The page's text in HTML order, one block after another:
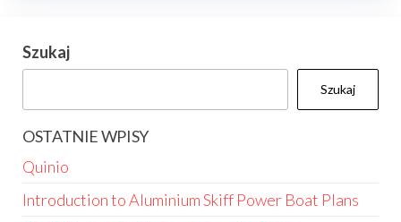
Szukaj
Szukaj
OSTATNIE WPISY
Quinio
Introduction to Aluminium Skiff Power Boat Plans